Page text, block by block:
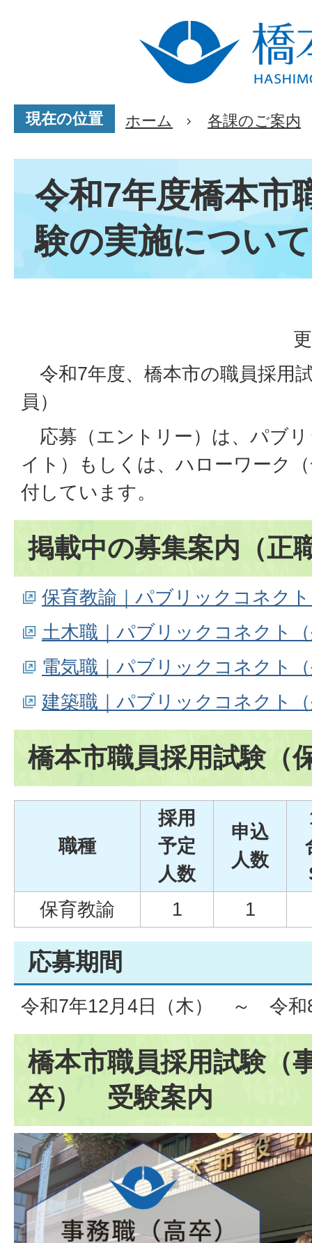
現在の位置 ホーム 各課のご案内
令和7年度橋本市
験の実施について
令和7年度、橋本市の職員採用
員）
応募（エントリー）は、パブ
イト）もしくは、ハローワーク
付しています。
掲載中の募集案内（正
保育教諭｜パブリックコネク
土木職｜パブリックコネクト
電気職｜パブリックコネクト
建築職｜パブリックコネクト
橋本市職員採用試験（
職種
採用
予定
人数
申込
人数
保育教諭
1 1
応募期間
令和7年12月4日（木） ～ 令和
橋本市職員採用試験（
卒） 受験案内